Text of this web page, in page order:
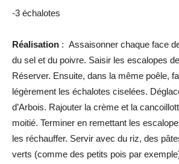
-3 échalotes
Réalisation : Assaisonner chaque face
du sel et du poivre. Saisir les escalopes
Réserver. Ensuite, dans la même poêle,
légèrement les échalotes ciselées.
d’Arbois. Rajouter la crème et la
moitié. Terminer en remettant les
les réchauffer. Servir avec du riz, des
verts (comme des petits pois par